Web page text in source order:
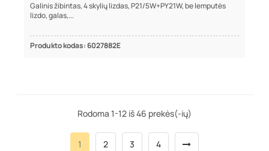
Galinis žibintas, 4 skylių lizdas, P21/5W+PY21W, be lemputės
lizdo, galas,...
Produkto kodas: 6027882E
Rodoma 1-12 iš 46 prekės(-ių)
1 2 3 4